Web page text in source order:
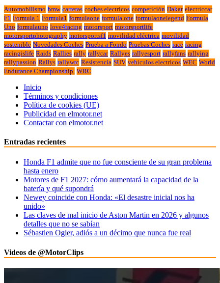
Automobilismo bmw carreras coches electricos competición Dakar electriccar
F1 Formula 1 Formula1 formulaone formula one formulaonelegend Formula
Uno formulauno love4racing motorsport motorsportlife
motorsportphotography motorsportsf1 movilidad eléctrica movilidad
sostenible Novedades Coches Prueba a Fondo Pruebas Coches race racing
racingislife Raids Rallies rally rallycar Rallyes rallyesport rallyfans rallying
rallypassion Rallys rallywrc Resistencia SUV vehiculos electricos WEC World
Endurance Championship. WRC
Inicio
Términos y condiciones
Política de cookies (UE)
Publicidad en elmotor.net
Contactar con elmotor.net
Entradas recientes
Honda F1 admite que no fue consciente de su gran problema
hasta enero
Motores de F1 2027: cómo aumentará la capacidad de la
batería y qué supondrá
Newey coincide con Honda: «El desastre inicial nos ha
unido»
Las claves de mal inicio de Aston Martin en 2026 y algunos
detalles que no se sabían
Sébastien Ogier, adiós a un décimo que nunca fue real
Videos de @MotorClips